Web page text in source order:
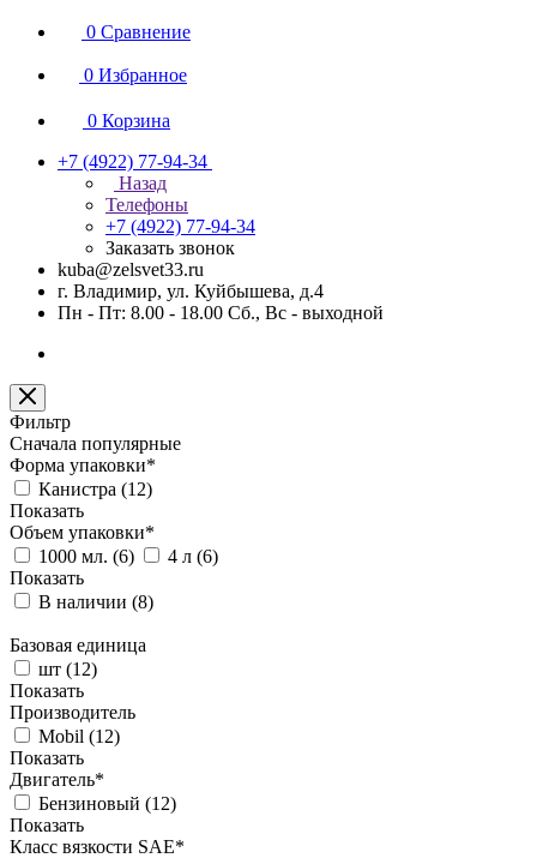
0 Сравнение
0 Избранное
0 Корзина
+7 (4922) 77-94-34
Назад
Телефоны
+7 (4922) 77-94-34
Заказать звонок
kuba@zelsvet33.ru
г. Владимир, ул. Куйбышева, д.4
Пн - Пт: 8.00 - 18.00 Сб., Вс - выходной
Фильтр
Сначала популярные
Форма упаковки*
Канистра (12)
Показать
Объем упаковки*
1000 мл. (6) 4 л (6)
Показать
В наличии (8)
Базовая единица
шт (12)
Показать
Производитель
Mobil (12)
Показать
Двигатель*
Бензиновый (12)
Показать
Класс вязкости SAE*